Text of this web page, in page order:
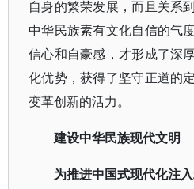
自身的繁荣发展，而且关系
中华民族素有文化自信的气
信心和自豪感，才形成了深
化优势，获得了坚守正道的
变革创新的活力。
建设中华民族现代文明
为推进中国式现代化注